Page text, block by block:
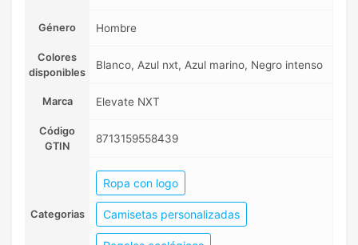
Género Hombre
Colores
disponibles
Blanco, Azul nxt, Azul marino, Negro intenso
Marca Elevate NXT
Código
GTIN
8713159558439
Categorias
Ropa con logo
Camisetas personalizadas